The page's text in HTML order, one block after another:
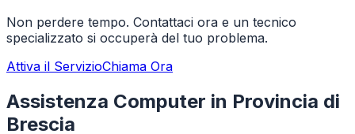
Non perdere tempo. Contattaci ora e un tecnico
specializzato si occuperà del tuo problema.
Attiva il ServizioChiama Ora
Assistenza Computer in Provincia di
Brescia